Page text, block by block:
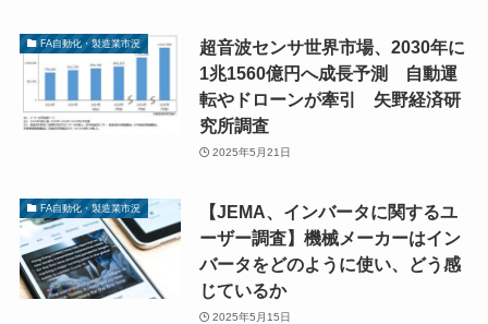
FA自動化・製造業市況
超音波センサ世界市場、2030年に
1兆1560億円へ成長予測 自動運
転やドローンが牽引 矢野経済研
究所調査
2025年5月21日
FA自動化・製造業市況
【JEMA、インバータに関するユ
ーザー調査】機械メーカーはイン
バータをどのように使い、どう感
じているか
2025年5月15日